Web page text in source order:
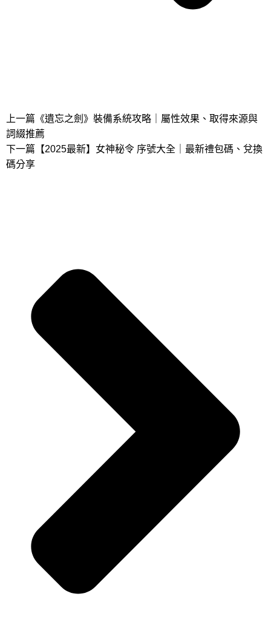
上一篇 《遺忘之劍》裝備系統攻略｜屬性效果、取得來源與
詞綴推薦
下一篇 【2025最新】女神秘令 序號大全｜最新禮包碼、兌換
碼分享